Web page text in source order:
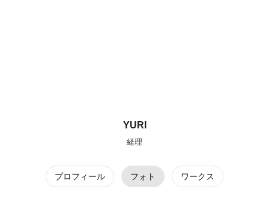
YURI
経理
プロフィール フォト ワークス